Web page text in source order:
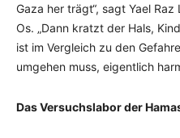
Gaza her trägt“, sagt Yael
Os. „Dann kratzt der Hals,
ist im Vergleich zu den
umgehen muss, eigentlich
Das Versuchslabor der